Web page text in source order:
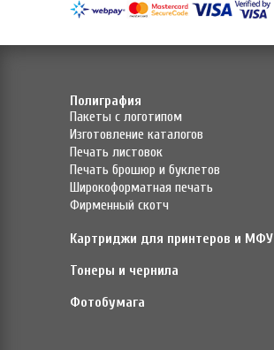
Полиграфия
Пакеты с логотипом
Изготовление каталогов
Печать листовок
Печать брошюр и буклетов
Широкоформатная печать
Фирменный скотч
Картриджи для принтеров и МФУ
Тонеры и чернила
Фотобумага